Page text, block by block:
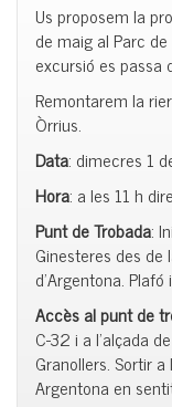
Us proposem la
de maig al Parc
excursió es
Remontarem la
Òrrius.
Data: dimecres 1
Hora: a les 11 h
Punt de Trobada:
Ginesteres des
d’Argentona.
Accès al punt de
C-32 i a l’alçada
Granollers. Sortir
Argentona en